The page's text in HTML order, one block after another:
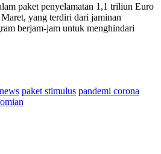
paket penyelamatan 1,1 triliun Euro
yang terdiri dari jaminan
berjam-jam untuk menghindari
news paket stimulus pandemi corona